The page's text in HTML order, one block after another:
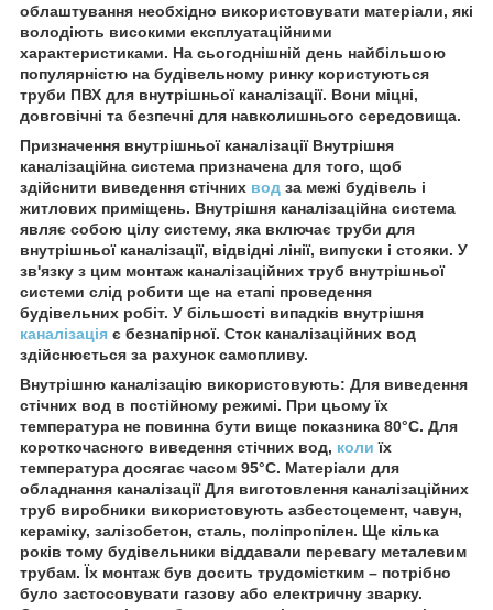
облаштування необхідно використовувати матеріали, які
володіють високими експлуатаційними
характеристиками. На сьогоднішній день найбільшою
популярністю на будівельному ринку користуються
труби ПВХ для внутрішньої каналізації. Вони міцні,
довговічні та безпечні для навколишнього середовища.
Призначення внутрішньої каналізації Внутрішня
каналізаційна система призначена для того, щоб
здійснити виведення стічних вод за межі будівель і
житлових приміщень. Внутрішня каналізаційна система
являє собою цілу систему, яка включає труби для
внутрішньої каналізації, відвідні лінії, випуски і стояки. У
зв'язку з цим монтаж каналізаційних труб внутрішньої
системи слід робити ще на етапі проведення
будівельних робіт. У більшості випадків внутрішня
каналізація є безнапірної. Сток каналізаційних вод
здійснюється за рахунок самопливу.
Внутрішню каналізацію використовують: Для виведення
стічних вод в постійному режимі. При цьому їх
температура не повинна бути вище показника 80°С. Для
короткочасного виведення стічних вод, коли їх
температура досягає часом 95°С. Матеріали для
обладнання каналізації Для виготовлення каналізаційних
труб виробники використовують азбестоцемент, чавун,
кераміку, залізобетон, сталь, поліпропілен. Ще кілька
років тому будівельники віддавали перевагу металевим
трубам. Їх монтаж був досить трудомістким – потрібно
було застосовувати газову або електричну зварку.